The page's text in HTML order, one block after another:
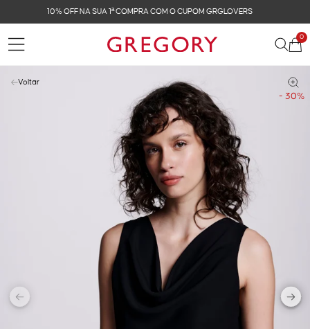
FRETE GRÁTIS NAS COMPRAS ACIMA DE R$ 899
0
- 30%
Voltar